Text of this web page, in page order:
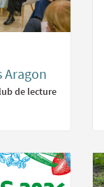
Aragon
de lecture